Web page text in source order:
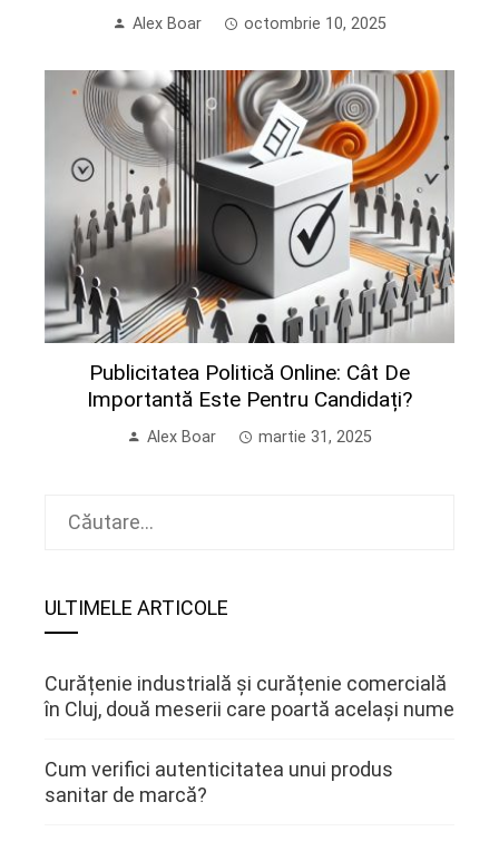
Alex Boar octombrie 10, 2025
Publicitatea Politică Online: Cât De
Importantă Este Pentru Candidați?
Alex Boar martie 31, 2025
Caută
ULTIMELE ARTICOLE
Curățenie industrială și curățenie comercială
în Cluj, două meserii care poartă același nume
Cum verifici autenticitatea unui produs
sanitar de marcă?